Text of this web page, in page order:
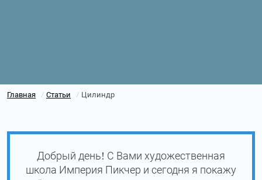
Главная / Статьи / Цилиндр
Добрый день! С Вами художественная
школа Империя Пикчер и сегодня я покажу